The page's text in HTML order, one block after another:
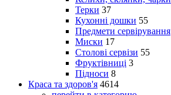
Терки 37
Кухонні дошки 55
Предмети сервірування
Миски 17
Столові сервізи 55
Фруктівниці 3
Підноси 8
Краса та здоров'я 4614